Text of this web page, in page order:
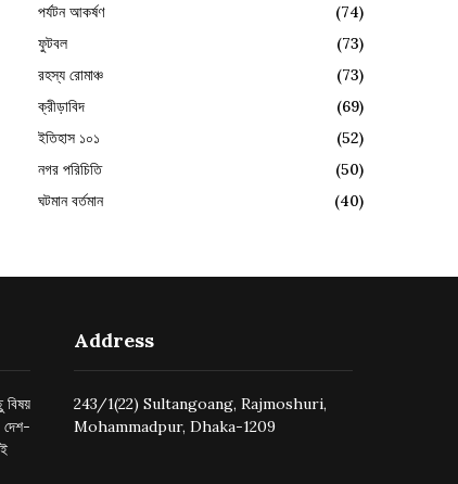
পর্যটন আকর্ষণ
(74)
ফুটবল
(73)
রহস্য রোমাঞ্চ
(73)
ক্রীড়াবিদ
(69)
ইতিহাস ১০১
(52)
নগর পরিচিতি
(50)
ঘটমান বর্তমান
(40)
দেশ-
Address
243/1(22) Sultangoang, Rajmoshuri,
Mohammadpur, Dhaka-1209